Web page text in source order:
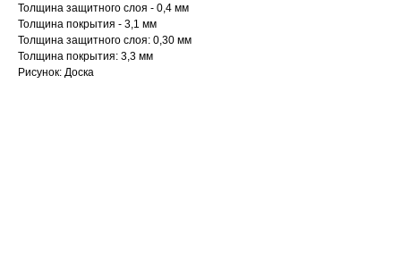
Толщина защитного слоя - 0,4 мм
Толщина покрытия - 3,1 мм
Толщина защитного слоя: 0,30 мм
Толщина покрытия: 3,3 мм
Рисунок: Доска